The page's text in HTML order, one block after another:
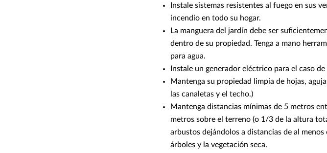
Instale sistemas resistentes al fuego en sus
incendio en todo su hogar.
La manguera del jardín debe ser
dentro de su propiedad. Tenga a mano
para agua.
Instale un generador eléctrico para el caso
Mantenga su propiedad limpia de hojas,
las canaletas y el techo.)
Mantenga distancias mínimas de 5 metros
metros sobre el terreno (o 1/3 de la altura
arbustos dejándolos a distancias de al
árboles y la vegetación seca.